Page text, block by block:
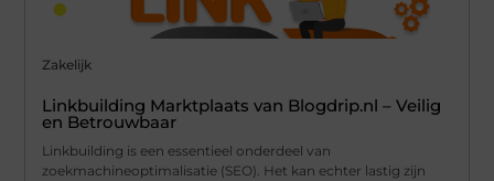
Zakelijk
Linkbuilding Marktplaats van Blogdrip.nl – Veilig
en Betrouwbaar
Linkbuilding is een essentieel onderdeel van
zoekmachineoptimalisatie (SEO). Het kan echter lastig zijn